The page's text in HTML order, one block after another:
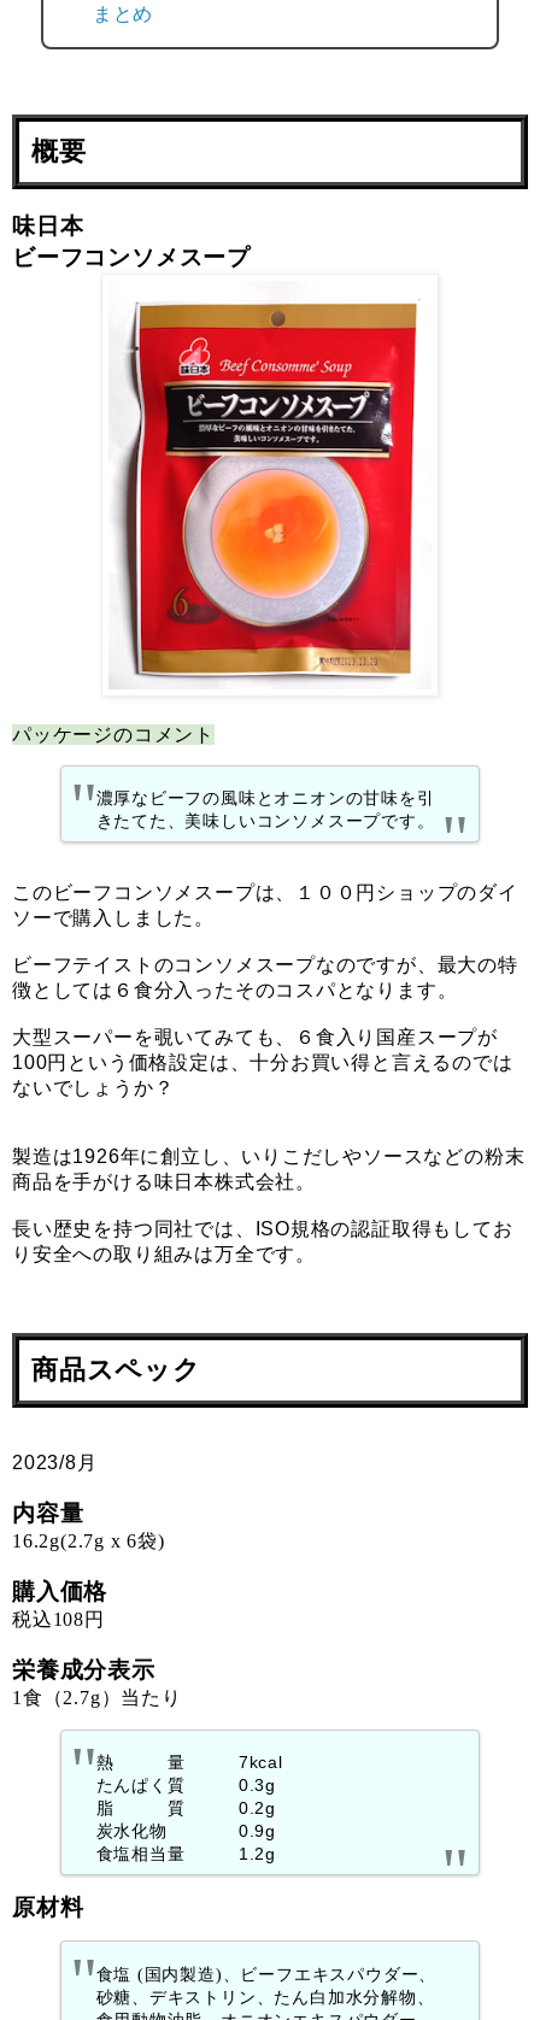
まとめ
概要
味日本
ビーフコンソメスープ
パッケージのコメント
濃厚なビーフの風味とオニオンの甘味を引
きたてた、美味しいコンソメスープです。
このビーフコンソメスープは、１００円ショップのダイ
ソーで購入しました。
ビーフテイストのコンソメスープなのですが、最大の特
徴としては６食分入ったそのコスパとなります。
大型スーパーを覗いてみても、６食入り国産スープが
100円という価格設定は、十分お買い得と言えるのでは
ないでしょうか？
製造は1926年に創立し、いりこだしやソースなどの粉末
商品を手がける味日本株式会社。
長い歴史を持つ同社では、ISO規格の認証取得もしてお
り安全への取り組みは万全です。
商品スペック
2023/8月
内容量
16.2g(2.7g x 6袋)
購入価格
税込108円
栄養成分表示
1食（2.7g）当たり
熱 量 7kcal
たんぱく質 0.3g
脂 質 0.2g
炭水化物 0.9g
食塩相当量 1.2g
原材料
食塩 (国内製造)、ビーフエキスパウダー、
砂糖、デキストリン、たん白加水分解物、